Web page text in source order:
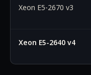
Xeon E5-2670 v3
Xeon E5-2640 v4